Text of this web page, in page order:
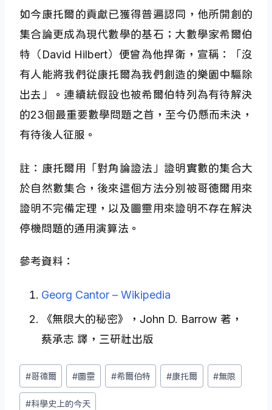
如今康托爾的貢獻已獲得普遍認同，他所開創的
集合論更成為現代數學的基石；大數學家希爾伯
特（David Hilbert）便曾為他捍衛，宣稱：「沒
有人能將我們從康托爾為我們創造的樂園中驅除
出去」。連續統假設也被希爾伯特列為有待解決
的23個最重要數學問題之首，至今仍懸而未決，
有待後人征服。
註：康托爾用「對角論證法」證明實數的集合大
於自然數集合，後來這個方法分別被哥德爾用來
證明不完備定理，以及圖靈用來證明不存在解決
停機問題的通用演算法。
參考資料：
Georg Cantor – Wikipedia
《無限大的秘密》，John D. Barrow 著，
蔡承志 譯，三研社出版
Post
Tags:
#哥德爾 #圖靈 #希爾伯特 #康托爾 #無限
#科學史上的今天